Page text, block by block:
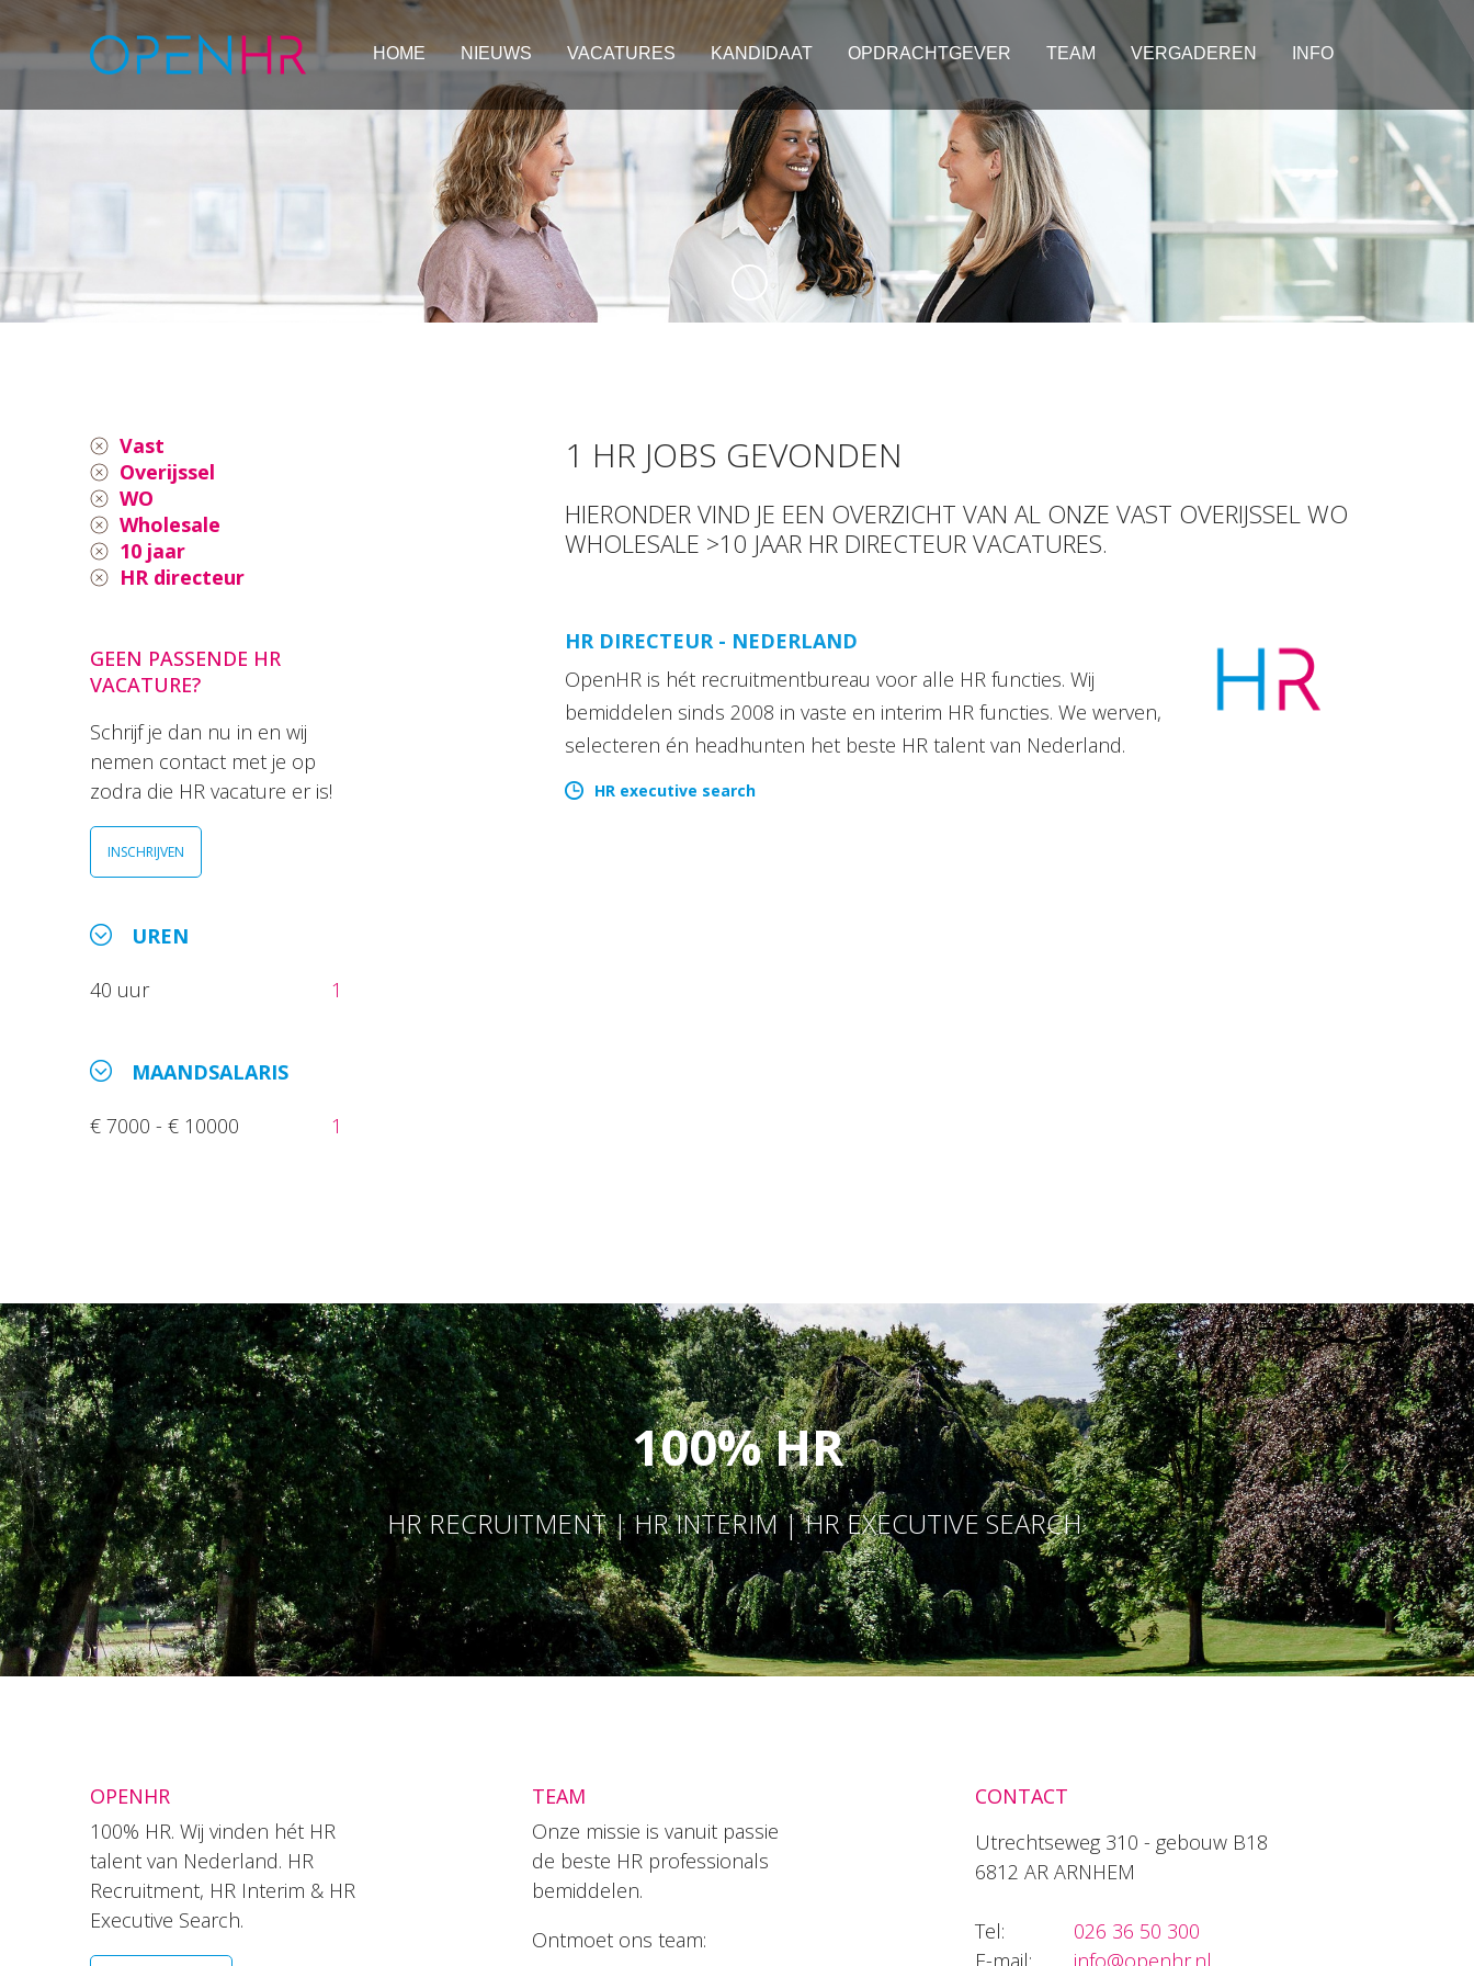
HOME NIEUWS VACATURES KANDIDAAT OPDRACHTGEVER TEAM VERGADEREN INFO
Vast
Overijssel
WO
Wholesale
10 jaar
HR directeur
GEEN PASSENDE HR
VACATURE?
Schrijf je dan nu in en wij
nemen contact met je op
zodra die HR vacature er is!
INSCHRIJVEN
UREN
40 uur 1
MAANDSALARIS
€ 7000 - € 10000 1
1 HR JOBS GEVONDEN
HIERONDER VIND JE EEN OVERZICHT VAN AL ONZE VAST OVERIJSSEL WO
WHOLESALE >10 JAAR HR DIRECTEUR VACATURES.
HR DIRECTEUR - NEDERLAND
OpenHR is hét recruitmentbureau voor alle HR functies. Wij
bemiddelen sinds 2008 in vaste en interim HR functies. We werven,
selecteren én headhunten het beste HR talent van Nederland.
HR executive search
100% HR
HR RECRUITMENT | HR INTERIM | HR EXECUTIVE SEARCH
OPENHR
100% HR. Wij vinden hét HR
talent van Nederland. HR
Recruitment, HR Interim & HR
Executive Search.
TEAM
Onze missie is vanuit passie
de beste HR professionals
bemiddelen.
Ontmoet ons team:
CONTACT
Utrechtseweg 310 - gebouw B18
6812 AR ARNHEM
Tel:
026 36 50 300
E-mail:
info@openhr.nl